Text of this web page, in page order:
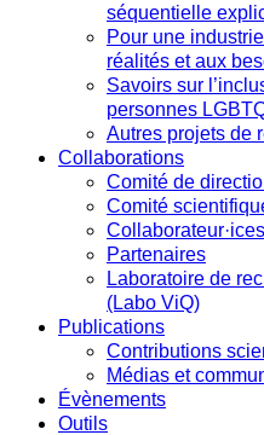
séquentielle
Pour une
réalités et aux
Savoirs sur
personnes
Autres projets de
Collaborations
Comité de
Comité
Collaborateur·ices
Partenaires
Laboratoire de
(Labo ViQ)
Publications
Contributions
Médias et
Évènements
Outils